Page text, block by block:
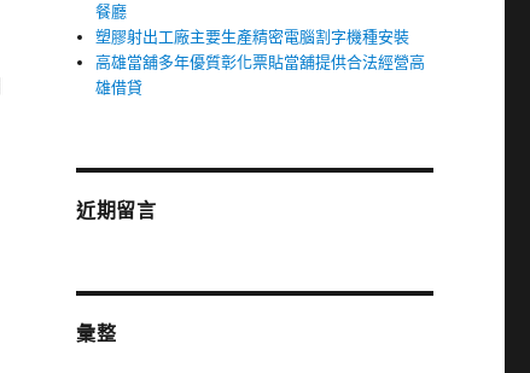
餐廳
塑膠射出工廠主要生產精密電腦割字機種安裝
高雄當舖多年優質彰化票貼當舖提供合法經營高
雄借貸
近期留言
彙整